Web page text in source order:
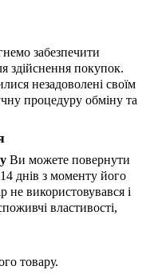
забезпечити
здійснення покупок.
незадоволені своїм
процедуру обміну та
Ви можете повернути
днів з моменту його
використовувався і
властивості,
товару.